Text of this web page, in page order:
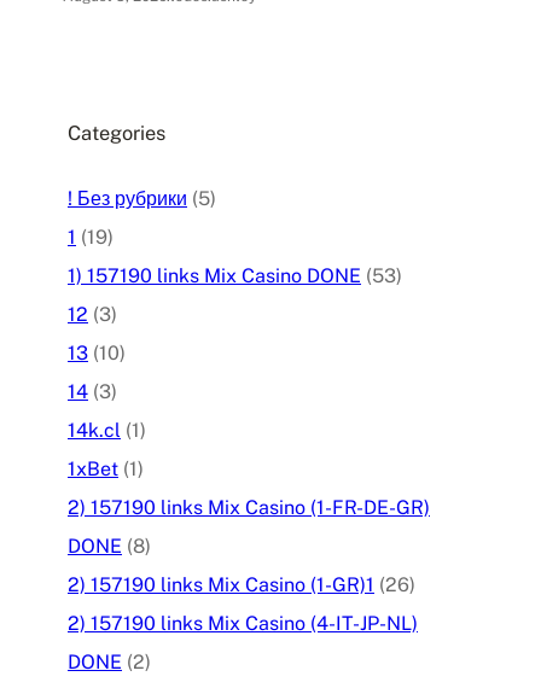
Categories
! Без рубрики (5)
1 (19)
1) 157190 links Mix Casino DONE (53)
12 (3)
13 (10)
14 (3)
14k.cl (1)
1xBet (1)
2) 157190 links Mix Casino (1-FR-DE-GR)
DONE (8)
2) 157190 links Mix Casino (1-GR)1 (26)
2) 157190 links Mix Casino (4-IT-JP-NL)
DONE (2)